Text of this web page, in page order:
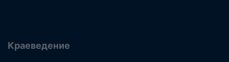
Краеведение